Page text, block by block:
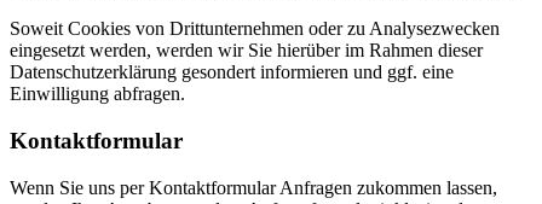
Soweit Cookies von Drittunternehmen oder zu Analysezwecken
eingesetzt werden, werden wir Sie hierüber im Rahmen dieser
Datenschutzerklärung gesondert informieren und ggf. eine
Einwilligung abfragen.
Kontaktformular
Wenn Sie uns per Kontaktformular Anfragen zukommen lassen,